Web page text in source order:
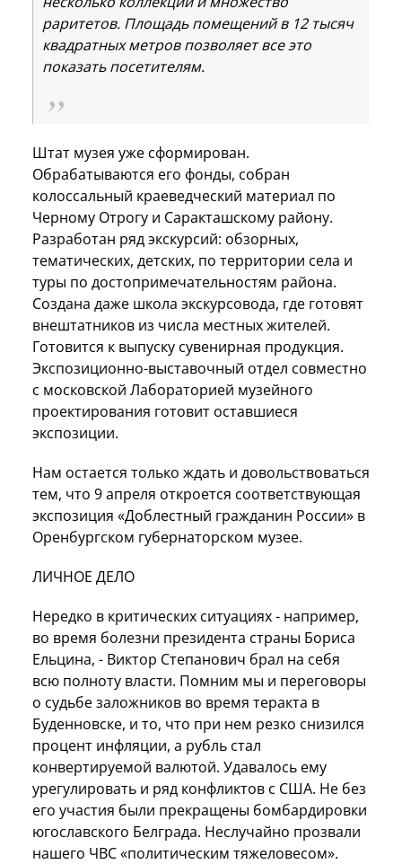
раритетов. Площадь помещений в 12 тысяч
квадратных метров позволяет все это
показать посетителям.
Штат музея уже сформирован.
Обрабатываются его фонды, собран
колоссальный краеведческий материал по
Черному Отрогу и Саракташскому району.
Разработан ряд экскурсий: обзорных,
тематических, детских, по территории села и
туры по достопримечательностям района.
Создана даже школа экскурсовода, где готовят
внештатников из числа местных жителей.
Готовится к выпуску сувенирная продукция.
Экспозиционно-выставочный отдел совместно
с московской Лабораторией музейного
проектирования готовит оставшиеся
экспозиции.
Нам остается только ждать и довольствоваться
тем, что 9 апреля откроется соответствующая
экспозиция «Доблестный гражданин России» в
Оренбургском губернаторском музее.
ЛИЧНОЕ ДЕЛО
Нередко в критических ситуациях - например,
во время болезни президента страны Бориса
Ельцина, - Виктор Степанович брал на себя
всю полноту власти. Помним мы и переговоры
о судьбе заложников во время теракта в
Буденновске, и то, что при нем резко снизился
процент инфляции, а рубль стал
конвертируемой валютой. Удавалось ему
урегулировать и ряд конфликтов с США. Не без
его участия были прекращены бомбардировки
югославского Белграда. Неслучайно прозвали
нашего ЧВС «политическим тяжеловесом».